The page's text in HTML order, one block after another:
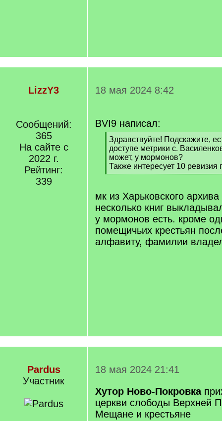
LizzY3
Сообщений:
365
На сайте с
2022 г.
Рейтинг:
339
18 мая 2024 8:42
BVI9 написал:
[
q
]
Здравствуйте! Подскажите,
доступе метрики с.
может, у мормонов?
Также интересует 10
[
q
]
мк из Харьковского
несколько книг
у мормонов есть. кроме
помещичьих крестьян
алфавиту, фамилии
Pardus
Участник
18 мая 2024 21:41
Хутор Ново-Покровка
церкви слободы Верхней
Мещане и крестьяне